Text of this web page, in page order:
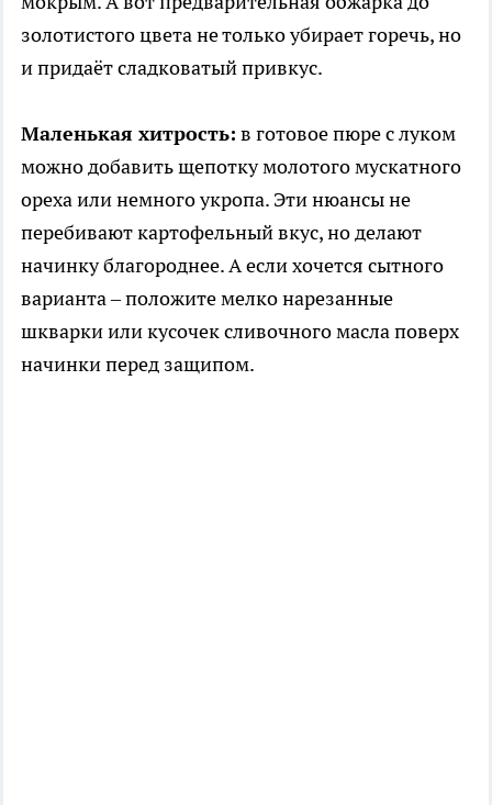
золотистого цвета не только убирает горечь, но
и придаёт сладковатый привкус.
Маленькая хитрость: в готовое пюре с луком
можно добавить щепотку молотого мускатного
ореха или немного укропа. Эти нюансы не
перебивают картофельный вкус, но делают
начинку благороднее. А если хочется сытного
варианта – положите мелко нарезанные
шкварки или кусочек сливочного масла поверх
начинки перед защипом.